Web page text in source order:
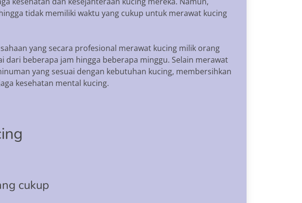
tidak memiliki waktu yang cukup untuk merawat kucing
yang secara profesional merawat kucing milik orang
beberapa jam hingga beberapa minggu. Selain merawat
yang sesuai dengan kebutuhan kucing, membersihkan
kesehatan mental kucing.
cukup